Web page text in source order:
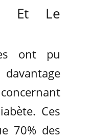
Et Le
ont pu
Ces
70% des